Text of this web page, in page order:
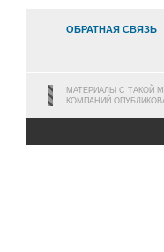
ОБРАТНАЯ СВЯЗЬ
МАТЕРИАЛЫ С ТАКОЙ
КОМПАНИЙ